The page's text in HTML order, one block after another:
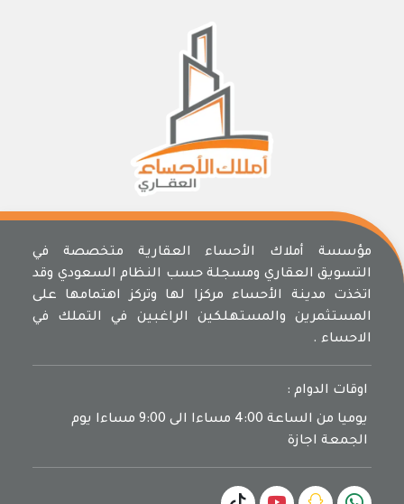
مؤسسة أملاك الأحساء العقارية متخصصة في
التسويق العقاري ومسجلة حسب النظام السعودي وقد
اتخذت مدينة الأحساء مركزا لها وتركز اهتمامها على
المستثمرين والمستهلكين الراغبين في التملك في
الاحساء .
اوقات الدوام :
يوميا من الساعة 4:00 مساءا الى 9:00 مساءا يوم
الجمعة اجازة